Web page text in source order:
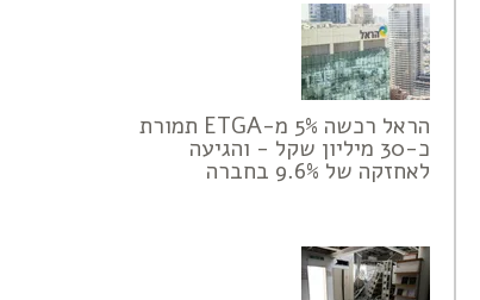
הראל רכשה 5% מ-ETGA תמורת
כ-30 מיליון שקל - והגיעה
לאחזקה של 9.6% בחברה